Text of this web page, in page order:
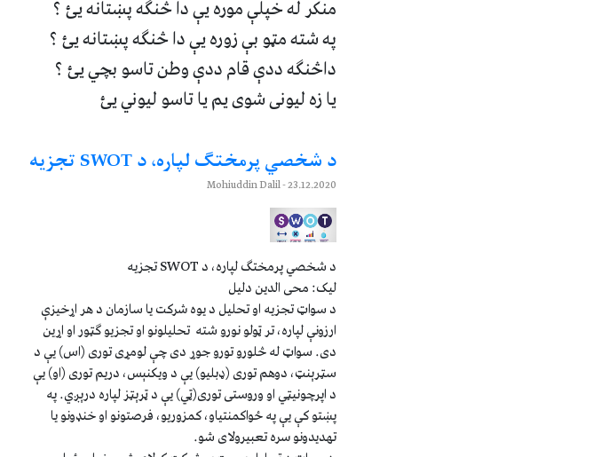
منکر له خپلې موره يې دا څنگه پښتانه يئ ؟
په شته مټو بې زوره يې دا څنگه پښتانه يئ ؟
داڅنگه ددې قام ددې وطن تاسو بچي يئ ؟
يا زه ليونى شوى يم يا تاسو ليوني يئ
د شخصي پرمختګ لپاره، د SWOT تجزیه
23.12.2020
- Mohiuddin Dalil
د شخصي پرمختګ لپاره، د SWOT تجزیه
لیک: محی الدین دلیل
د سواټ تجزیه او تحلیل د یوه شرکت یا سازمان د هر اړخیزې
ارزونې لپاره، تر ټولو نورو شته تحلیلونو او تجزیو ګټور او اړین
دی. سواټ له څلورو تورو جوړ دی چې لومړی توری (اس) يې د
سټرېنټ، دوهم توری (ډبلیو) یې د ویکنېس، دریم توری (او) یې
د اپرچونیټي او وروستی توری(ټي) یې د ټرېټز لپاره درېږي. په
پښتو کې یې په ځواکمنتیاو، کمزوریو، فرصتونو او خنډونو یا
تهدیدونو سره تعبیرولای شو.